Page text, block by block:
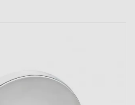
le kit de montage à vos besoins.
cachée) est une solution
Pour cette poignée, les